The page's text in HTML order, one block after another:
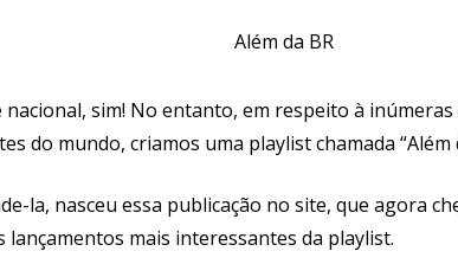
sim! No entanto, em respeito à
do mundo, criamos uma playlist chamada “Além
la, nasceu essa publicação no site, que agora
mais interessantes da playlist.